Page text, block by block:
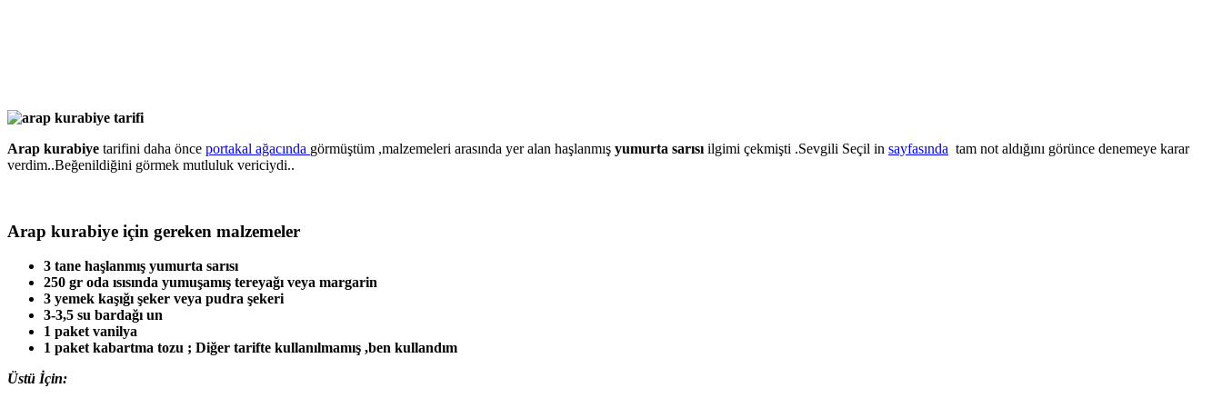
Arap kurabiye tarifini daha önce portakal ağacında görmüştüm ,malzemeleri arasında yer alan haşlanmış yumurta sarısı ilgimi çekmişti .Sevgili Seçil in sayfasında tam not aldığını görünce denemeye karar
verdim..Beğenildiğini görmek mutluluk vericiydi..
Arap kurabiye için gereken malzemeler
3 tane haşlanmış yumurta sarısı
250 gr oda ısısında yumuşamış tereyağı veya margarin
3 yemek kaşığı şeker veya pudra şekeri
3-3,5 su bardağı un
1 paket vanilya
1 paket kabartma tozu ; Diğer tarifte kullanılmamış ,ben kullandım
Üstü İçin: